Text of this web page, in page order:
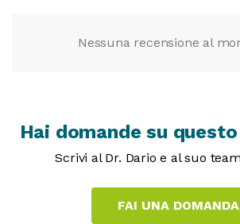
Nessuna recensione al
Hai domande su
Scrivi al Dr. Dario e al suo